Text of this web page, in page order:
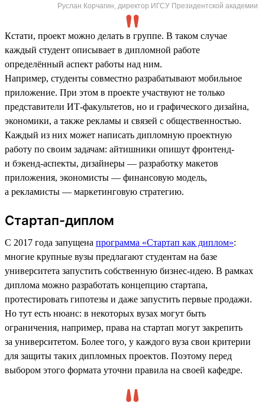
Руслан Корчагин, директор ИГСУ Президентской академии
Кстати, проект можно делать в группе. В таком случае
каждый студент описывает в дипломной работе
определённый аспект работы над ним.
Например, студенты совместно разрабатывают мобильное
приложение. При этом в проекте участвуют не только
представители ИТ-факультетов, но и графического дизайна,
экономики, а также рекламы и связей с общественностью.
Каждый из них может написать дипломную проектную
работу по своим задачам: айтишники опишут фронтенд-
и бэкенд-аспекты, дизайнеры — разработку макетов
приложения, экономисты — финансовую модель,
а рекламисты — маркетинговую стратегию.
Стартап-диплом
С 2017 года запущена программа «Стартап как диплом»:
многие крупные вузы предлагают студентам на базе
университета запустить собственную бизнес-идею. В рамках
диплома можно разработать концепцию стартапа,
протестировать гипотезы и даже запустить первые продажи.
Но тут есть нюанс: в некоторых вузах могут быть
ограничения, например, права на стартап могут закрепить
за университетом. Более того, у каждого вуза свои критерии
для защиты таких дипломных проектов. Поэтому перед
выбором этого формата уточни правила на своей кафедре.